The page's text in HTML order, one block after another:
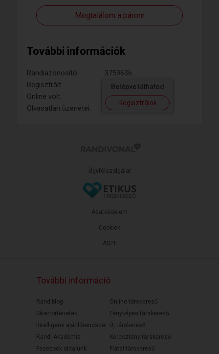
Megtalálom a párom
További információk
Randiazonosító:
3759636
Regisztrált:
Online volt:
Olvasatlan üzenetei:
Belépve láthatod
Regisztrálok
Ügyfélszolgálat
ÁSZF
Adatvédelem
Cookiek
További információ
Randiblog
Sikertörténetek
Intelligens ajánlórendszer
Randi Akadémia
Facebook oldalunk
Online társkereső
Fényképes társkereső
Új társkereső
Keresztény társkereső
Fiatal társkereső